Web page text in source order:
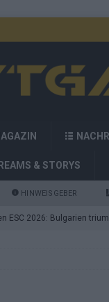
& STORYS
HINWEISGEBER
ESC 2026: Bulgarien
die Showacts im ESC-